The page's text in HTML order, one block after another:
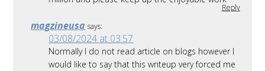
Reply
magzineusa says:
03/08/2024 at 03:57
Normally I do not read article on blogs however I
would like to say that this writeup very forced me